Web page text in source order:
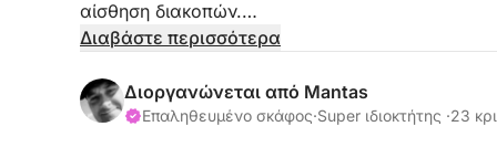
αίσθηση διακοπών.
πάντα ακούμε τις επιθυμίες σας.
Διαβάστε περισσότερα
Διοργανώνεται από Mantas
Επαληθευμένο σκάφος·Super ιδιοκτήτης ·23